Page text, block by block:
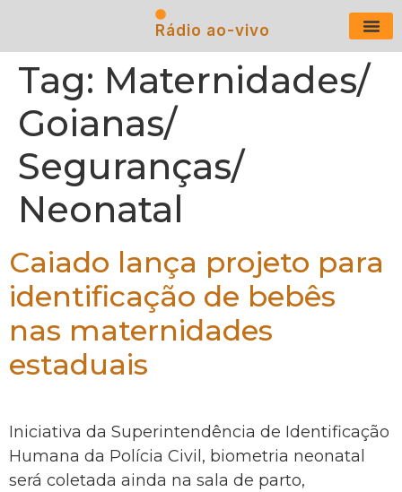
Rádio ao-vivo
Tag: Maternidades/
Goianas/
Seguranças/
Neonatal
Caiado lança projeto para
identificação de bebês
nas maternidades
estaduais
Iniciativa da Superintendência de Identificação
Humana da Polícia Civil, biometria neonatal
será coletada ainda na sala de parto,